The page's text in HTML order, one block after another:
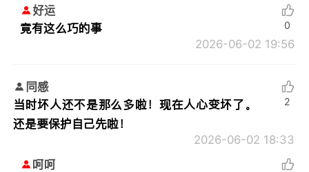
好运
竟有这么巧的事
2026-06-02 19:56
0
同感
当时坏人还不是那么多啦！现在人心变坏了。
还是要保护自己先啦！
2026-06-02 18:33
2
呵呵